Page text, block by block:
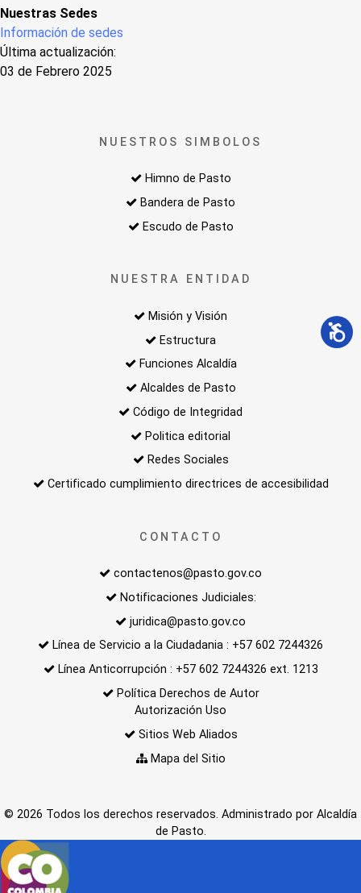
Nuestras Sedes
Información de sedes
Última actualización:
03 de Febrero 2025
NUESTROS SIMBOLOS
Himno de Pasto
Bandera de Pasto
Escudo de Pasto
NUESTRA ENTIDAD
Misión y Visión
Estructura
Funciones Alcaldía
Alcaldes de Pasto
Código de Integridad
Politica editorial
Redes Sociales
Certificado cumplimiento directrices de accesibilidad
CONTACTO
contactenos@pasto.gov.co
Notificaciones Judiciales:
juridica@pasto.gov.co
Línea de Servicio a la Ciudadania : +57 602 7244326
Línea Anticorrupción : +57 602 7244326 ext. 1213
Política Derechos de Autor
Autorización Uso
Sitios Web Aliados
Mapa del Sitio
© 2026 Todos los derechos reservados. Administrado por Alcaldía
de Pasto.